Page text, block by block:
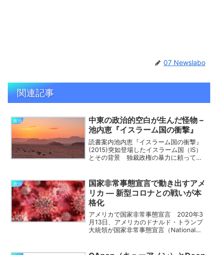
07 Newslabo
関連記事
政治
中東の政治的空白が生んだ怪物 –
池内恵『イスラーム国の衝撃』
読書案内池内恵『イスラーム国の衝撃』
(2015)突如登場したイスラーム国（IS）
とその背景 独裁政権の暴力に頼ってい
要とする。このジレンマにアラブ世界
は、疲れ切っている...
政治
国家非常事態宣言で動き出すアメ
リカ ― 新型コロナとの戦いが本
格化
アメリカで国家非常事態宣言 2020年3
月13日、アメリカのドナルド・トランプ
大統領が国家非常事態宣言（National
ロナウイルス対応の重要な転換点...